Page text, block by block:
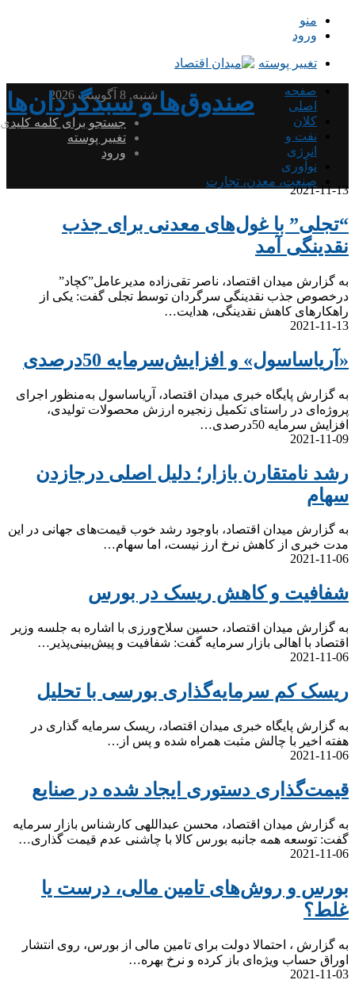
منو
ورود
صندوق‌ها و سبدگردان‌ها
تغییر پوسته
صفحه
اصلی
کلان
نفت و
انرژی
نوآوری
صنعت، معدن، تجارت
شنبه, 8 آگوست 2026
جستجو برای کلمه کلیدی
تغییر پوسته
ورود
2021-11-13
“تجلی” با غول‌های معدنی برای جذب
نقدینگی آمد
به گزارش میدان اقتصاد، ناصر تقی‌زاده مدیرعامل”کچاد”
درخصوص جذب نقدینگی سرگردان توسط تجلی گفت: یکی از
راهکارهای کاهش نقدینگی، هدایت…
2021-11-13
«آریاساسول» و افزایش‌سرمایه 50درصدی
به گزارش پایگاه خبری میدان اقتصاد، آریاساسول به‌منظور اجرای
پروژه‌ای در راستای تکمیل زنجیره ارزش محصولات تولیدی،
افزایش سرمایه 50درصدی…
2021-11-09
رشد نامتقارن بازار؛ دلیل اصلی درجازدن
سهام
به گزارش میدان اقتصاد، باوجود رشد خوب قیمت‌های جهانی در این
مدت خبری از کاهش نرخ ارز نیست، اما سهام…
2021-11-06
شفافیت و کاهش ریسک در بورس
به گزارش میدان اقتصاد، حسین سلاح‌ورزی با اشاره به جلسه وزیر
اقتصاد با اهالی بازار سرمایه گفت: شفافیت و پیش‌بینی‌پذیر…
2021-11-06
ریسک کم سرمایه‌گذاری بورسی با تحلیل
به گزارش پایگاه خبری میدان اقتصاد، ریسک‌ سرمایه گذاری در
هفته اخیر با چالش مثبت همراه شده و پس از…
2021-11-06
قیمت‌گذاری دستوری ایجاد شده در صنایع
به گزارش میدان اقتصاد، محسن عبداللهی کارشناس بازار سرمایه
گفت: توسعه همه جانبه بورس کالا با چاشنی عدم قیمت گذاری…
2021-11-06
بورس و روش‌های تامین مالی، درست یا
غلط؟
به گزارش ، احتمالا دولت برای تامین مالی از بورس، روی انتشار
اوراق حساب ویژه‌ای باز کرده و نرخ بهره…
2021-11-03